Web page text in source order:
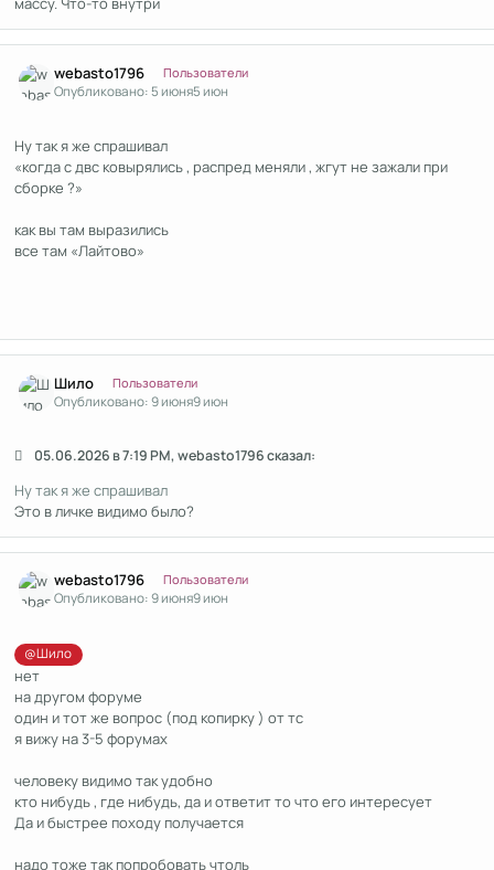
webasto1796 Пользователи
Опубликовано:5 июня5 июн
Ну так я же спрашивал
«когда с двс ковырялись , распред меняли , жгут не зажали при
сборке ?»
как вы там выразились
все там «Лайтово»
Шило Пользователи
Опубликовано:9 июня9 июн
05.06.2026 в 7:19 PM, webasto1796 сказал:
Ну так я же спрашивал
Это в личке видимо было?
webasto1796 Пользователи
Опубликовано:9 июня9 июн
@Шило
нет
на другом форуме
один и тот же вопрос (под копирку ) от тс
я вижу на 3-5 форумах
человеку видимо так удобно
кто нибудь , где нибудь, да и ответит то что его интересует
Да и быстрее походу получается
надо тоже так попробовать чтоль